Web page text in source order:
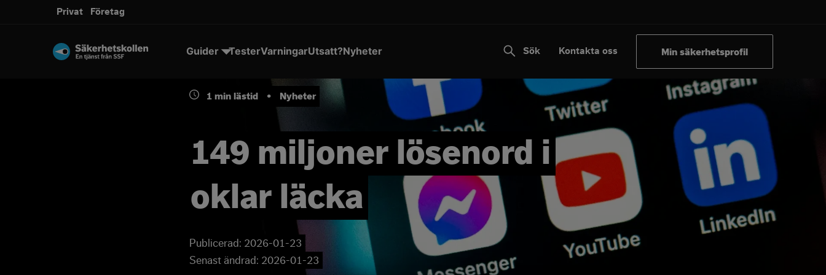
Privat
Företag
Guider TesterVarningarUtsatt?Nyheter Sök Kontakta oss Min säkerhetsprofil
1 min lästid • Nyheter
149 miljoner lösenord i
oklar läcka
Publicerad: 2026-01-23
Senast ändrad: 2026-01-23